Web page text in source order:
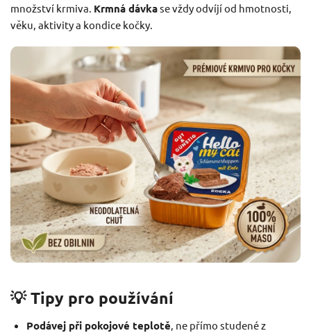
množství krmiva. Krmná dávkase vždy odvíjí od hmotnosti,
věku, aktivity a kondice kočky.
💡 Tipy pro používání
Podávej při pokojové teplotě , ne přímo studené z